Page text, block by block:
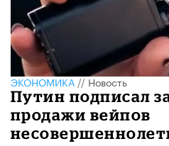
ЭКОНОМИКА//Новость
Путин подписал
продажи вейпов